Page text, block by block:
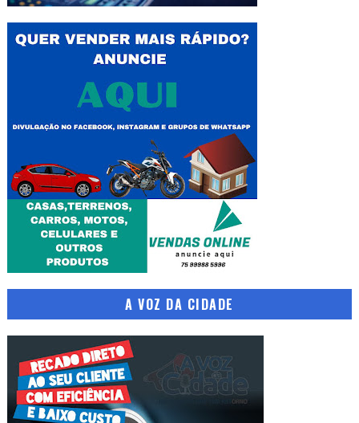
A VOZ DA CIDADE